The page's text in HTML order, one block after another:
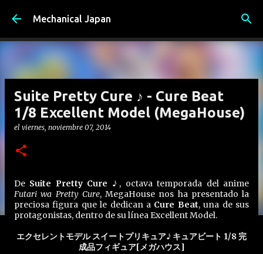
Ir al contenido principal
Mechanical Japan
Suite Pretty Cure ♪ - Cure Beat
1/8 Excellent Model (MegaHouse)
el viernes, noviembre 07, 2014
De Suite Pretty Cure ♪ , octava temporada del anime
Futari wa Pretty Cure, MegaHouse nos ha presentado la
preciosa figura que le dedican a Cure Beat, una de sus
protagonistas, dentro de su línea Excellent Model.
エクセレントモデル スイートプリキュア♪ キュアビート 1/8 完
成品フィギュア[メガハウス]